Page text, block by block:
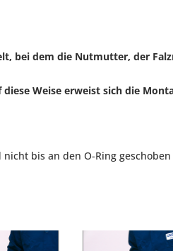
bei dem die Nutmutter, der
Weise erweist sich die
bis an den O-Ring